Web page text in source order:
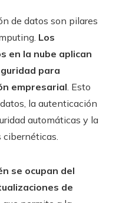
de datos son pilares
Los
en la nube aplican
para
empresarial . Esto
la autenticación
automáticas y la
se ocupan del
de